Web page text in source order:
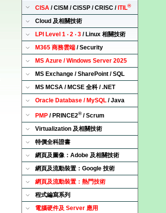
CISA / CISM / CISSP / CRISC / ITIL®
Cloud 及相關技術
LPI Level 1 ‧ 2 ‧ 3 / Linux 相關技術
M365 商務雲端 / Security
MS Azure / Windows Server 2025
MS Exchange / SharePoint / SQL
MS MCSA / MCSE 全科 / .NET
Oracle Database / MySQL / Java
PMP / PRINCE2®/ Scrum
Virtualization 及相關技術
特價全科證書
網頁及圖像：Adobe 及相關技術
網頁及流動裝置：Google 技術
網頁及流動裝置：熱門技術
程式編寫系列
電腦硬件及 Server 應用